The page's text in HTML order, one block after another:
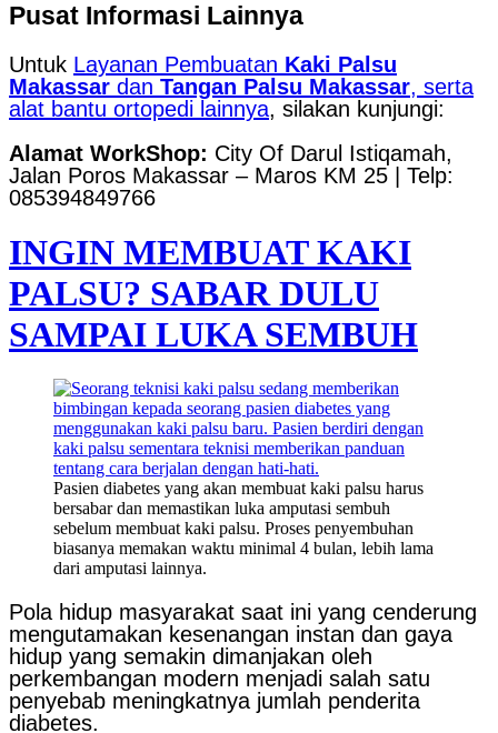
Pusat Informasi Lainnya
Untuk Layanan Pembuatan Kaki Palsu
Makassar dan Tangan Palsu Makassar, serta
alat bantu ortopedi lainnya, silakan kunjungi:
Alamat WorkShop: City Of Darul Istiqamah,
Jalan Poros Makassar – Maros KM 25 | Telp:
085394849766
INGIN MEMBUAT KAKI
PALSU? SABAR DULU
SAMPAI LUKA SEMBUH
Pasien diabetes yang akan membuat kaki palsu harus
bersabar dan memastikan luka amputasi sembuh
sebelum membuat kaki palsu. Proses penyembuhan
biasanya memakan waktu minimal 4 bulan, lebih lama
dari amputasi lainnya.
Pola hidup masyarakat saat ini yang cenderung
mengutamakan kesenangan instan dan gaya
hidup yang semakin dimanjakan oleh
perkembangan modern menjadi salah satu
penyebab meningkatnya jumlah penderita
diabetes.